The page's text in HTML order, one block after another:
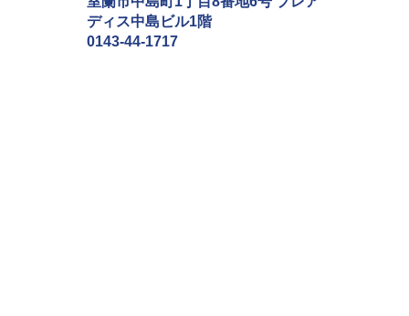
ディス中島ビル1階
0143-44-1717